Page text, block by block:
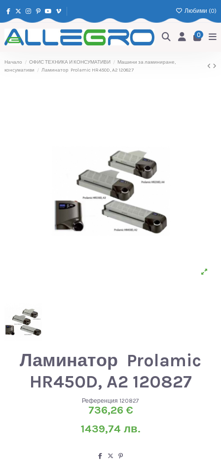
Любими (0)
0
Начало ОФИС ТЕХНИКА И КОНСУМАТИВИ
Машини за ламиниране,
консумативи
Ламинатор Prolamic HR450D, A2 120827
Ламинатор Prolamic
HR450D, A2 120827
Референция 120827
736,26 €
1439,74 лв.